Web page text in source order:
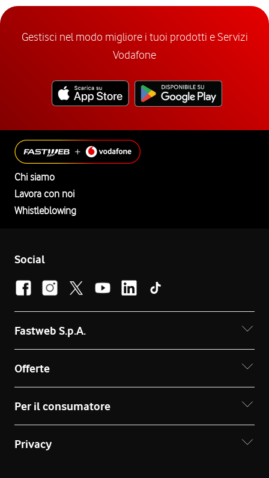
Gestisci nel modo migliore i tuoi prodotti e Servizi
Vodafone
Chi siamo
Lavora con noi
Whistleblowing
Social
Fastweb S.p.A.
Offerte
Per il consumatore
Privacy